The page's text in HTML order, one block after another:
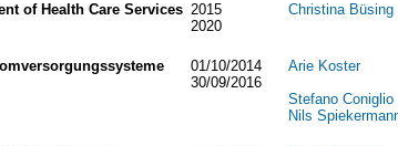
of Health Care Services 2015
2020
Christina Büsing
01/10/2014
30/09/2016
Arie Koster
Stefano Coniglio
Nils